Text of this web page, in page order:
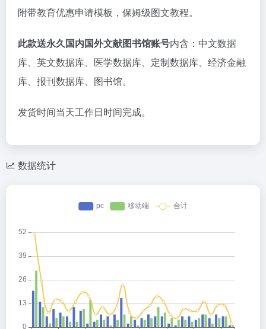
附带教育优惠申请模板，保姆级图文教程。
此款送永久国内国外文献图书馆账号内含：中文数据
库、英文数据库、医学数据库、定制数据库、经济金融
库、报刊数据库、图书馆。
发货时间当天工作日时间完成。
数据统计